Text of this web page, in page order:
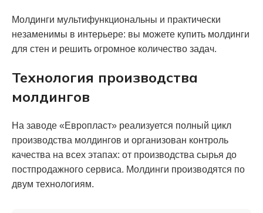
Молдинги мультифункциональны и практически
незаменимы в интерьере: вы можете купить молдинги
для стен и решить огромное количество задач.
Технология производства
молдингов
На заводе «Европласт» реализуется полный цикл
производства молдингов и организован контроль
качества на всех этапах: от производства сырья до
постпродажного сервиса. Молдинги производятся по
двум технологиям.